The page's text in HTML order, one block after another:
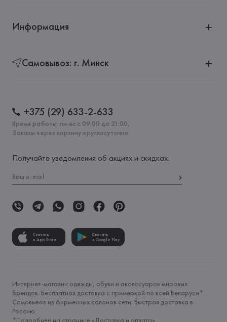
Информация
Самовывоз: г. Минск
+375 (29) 633-2-633
Время работы: пн-вс с 09:00 до 21:00,
Заказы через корзину круглосуточно
Получайте уведомления об акциях и скидках:
Скачать
в App Store
Скачать
в Google Play
Интернет-магазин одежды, обуви и аксессуаров мировых
брендов. Бесплатная доставка с примеркой по всей Беларуси*.
Самовывоз из фирменных салонов сети. Быстрая доставка в
Россию.
*Подробнее на странице «Доставка и оплата»